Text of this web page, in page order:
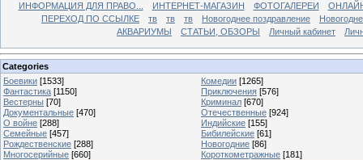
ИНФОРМАЦИЯ ДЛЯ ПРАВО...
ИНТЕРНЕТ-МАГАЗИН ФОТОГАЛЕРЕИ
ПЕРЕХОД ПО ССЫЛКЕ
тв тв тв Новогоднее поздравление
АКВАРИУМЫ
СТАТЬИ, ОБЗОРЫ Личный кабинет
Categories
Боевики [1533] Комедии [1265]
Фантастика [1150] Приключения [576]
Вестерны [70] Криминал [670]
Документальные [470] Отечественные [924]
О войне [288] Индийские [155]
Семейные [457] Бибилейские [61]
Рождественские [288] Новогодние [86]
Многосерийные [660] Короткометражные [181]